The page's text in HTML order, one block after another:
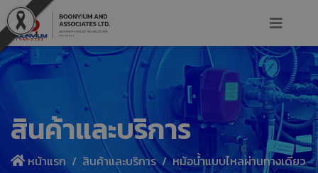
สินค้าและบริการ
หน้าแรก สินค้าและบริการ หม้อน้ำแบบไหลผ่านทางเดียว